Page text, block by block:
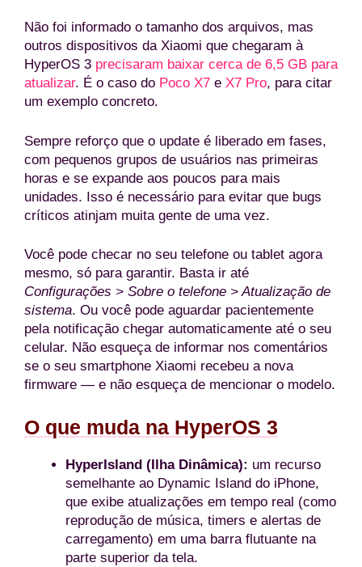
Não foi informado o tamanho dos arquivos, mas
outros dispositivos da Xiaomi que chegaram à
HyperOS 3 precisaram baixar cerca de 6,5 GB para
atualizar. É o caso do Poco X7 e X7 Pro, para citar
um exemplo concreto.
Sempre reforço que o update é liberado em fases,
com pequenos grupos de usuários nas primeiras
horas e se expande aos poucos para mais
unidades. Isso é necessário para evitar que bugs
críticos atinjam muita gente de uma vez.
Você pode checar no seu telefone ou tablet agora
mesmo, só para garantir. Basta ir até
Configurações > Sobre o telefone > Atualização de
sistema. Ou você pode aguardar pacientemente
pela notificação chegar automaticamente até o seu
celular. Não esqueça de informar nos comentários
se o seu smartphone Xiaomi recebeu a nova
firmware — e não esqueça de mencionar o modelo.
O que muda na HyperOS 3
HyperIsland (Ilha Dinâmica): um recurso
semelhante ao Dynamic Island do iPhone,
que exibe atualizações em tempo real (como
reprodução de música, timers e alertas de
carregamento) em uma barra flutuante na
parte superior da tela.